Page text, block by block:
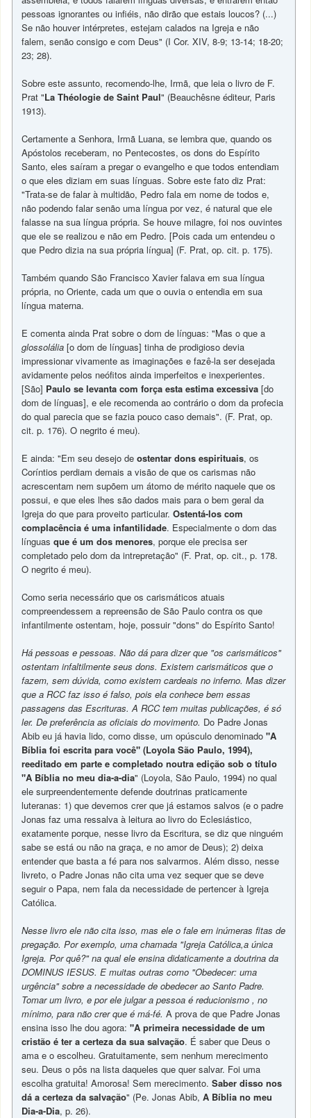
pessoas ignorantes ou infiéis, não dirão que estais loucos? (...)
Se não houver intérpretes, estejam calados na Igreja e não
falem, senão consigo e com Deus" (I Cor. XIV, 8-9; 13-14; 18-20;
23; 28).
Sobre este assunto, recomendo-lhe, Irmã, que leia o livro de F.
Prat "La Théologie de Saint Paul" (Beauchêsne éditeur, Paris
1913).
Certamente a Senhora, Irmã Luana, se lembra que, quando os
Apóstolos receberam, no Pentecostes, os dons do Espírito
Santo, eles saíram a pregar o evangelho e que todos entendiam
o que eles diziam em suas línguas. Sobre este fato diz Prat:
"Trata-se de falar à multidão, Pedro fala em nome de todos e,
não podendo falar senão uma língua por vez, é natural que ele
falasse na sua língua própria. Se houve milagre, foi nos ouvintes
que ele se realizou e não em Pedro. [Pois cada um entendeu o
que Pedro dizia na sua própria língua] (F. Prat, op. cit. p. 175).
Também quando São Francisco Xavier falava em sua língua
própria, no Oriente, cada um que o ouvia o entendia em sua
língua materna.
E comenta ainda Prat sobre o dom de línguas: "Mas o que a
glossolália [o dom de línguas] tinha de prodigioso devia
impressionar vivamente as imaginações e fazê-la ser desejada
avidamente pelos neófitos ainda imperfeitos e inexperientes.
[São] Paulo se levanta com força esta estima excessiva [do
dom de línguas], e ele recomenda ao contrário o dom da profecia
do qual parecia que se fazia pouco caso demais". (F. Prat, op.
cit. p. 176). O negrito é meu).
E ainda: "Em seu desejo deostentar dons espirituais, os
Coríntios perdiam demais a visão de que os carismas não
acrescentam nem supõem um átomo de mérito naquele que os
possui, e que eles lhes são dados mais para o bem geral da
Igreja do que para proveito particular.Ostentá-los com
complacência é uma infantilidade. Especialmente o dom das
línguasque é um dos menores, porque ele precisa ser
completado pelo dom da intrepretação" (F. Prat, op. cit., p. 178.
O negrito é meu).
Como seria necessário que os carismáticos atuais
compreendessem a repreensão de São Paulo contra os que
infantilmente ostentam, hoje, possuir "dons" do Espírito Santo!
Há pessoas e pessoas. Não dá para dizer que "os carismáticos"
ostentam infaltilmente seus dons. Existem carismáticos que o
fazem, sem dúvida, como existem cardeais no inferno. Mas dizer
que a RCC faz isso é falso, pois ela conhece bem essas
passagens das Escrituras. A RCC tem muitas publicações, é só
ler. De preferência as oficiais do movimento. Do Padre Jonas
Abib eu já havia lido, como disse, um opúsculo denominado"A
Bíblia foi escrita para você" (Loyola São Paulo, 1994),
reeditado em parte e completado noutra edição sob o título
"A Bíblia no meu dia-a-dia" (Loyola, São Paulo, 1994) no qual
ele surpreendentemente defende doutrinas praticamente
luteranas: 1) que devemos crer que já estamos salvos (e o padre
Jonas faz uma ressalva à leitura ao livro do Eclesiástico,
exatamente porque, nesse livro da Escritura, se diz que ninguém
sabe se está ou não na graça, e no amor de Deus); 2) deixa
entender que basta a fé para nos salvarmos. Além disso, nesse
livreto, o Padre Jonas não cita uma vez sequer que se deve
seguir o Papa, nem fala da necessidade de pertencer à Igreja
Católica.
Nesse livro ele não cita isso, mas ele o fale em inúmeras fitas de
pregação. Por exemplo, uma chamada "Igreja Católica,a única
Igreja. Por quê?" na qual ele ensina didaticamente a doutrina da
DOMINUS IESUS. E muitas outras como "Obedecer: uma
urgência" sobre a necessidade de obedecer ao Santo Padre.
Tomar um livro, e por ele julgar a pessoa é reducionismo , no
mínimo, para não crer que é má-fé. A prova de que Padre Jonas
ensina isso lhe dou agora:"A primeira necessidade de um
cristão é ter a certeza da sua salvação. É saber que Deus o
ama e o escolheu. Gratuitamente, sem nenhum merecimento
seu. Deus o pôs na lista daqueles que quer salvar. Foi uma
escolha gratuita! Amorosa! Sem merecimento. Saber disso nos
dá a certeza da salvação" (Pe. Jonas Abib,A Bíblia no meu
Dia-a-Dia, p. 26).